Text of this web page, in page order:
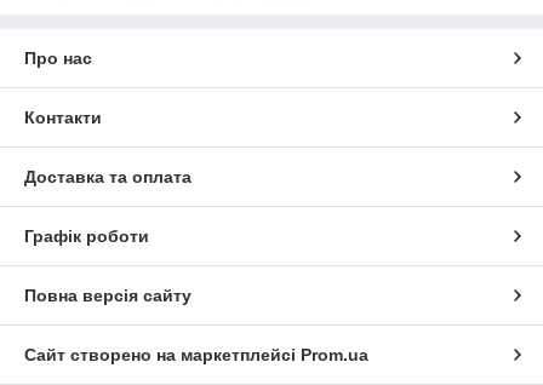
Про нас
Контакти
Доставка та оплата
Графік роботи
Повна версія сайту
Сайт створено на маркетплейсі Prom.ua